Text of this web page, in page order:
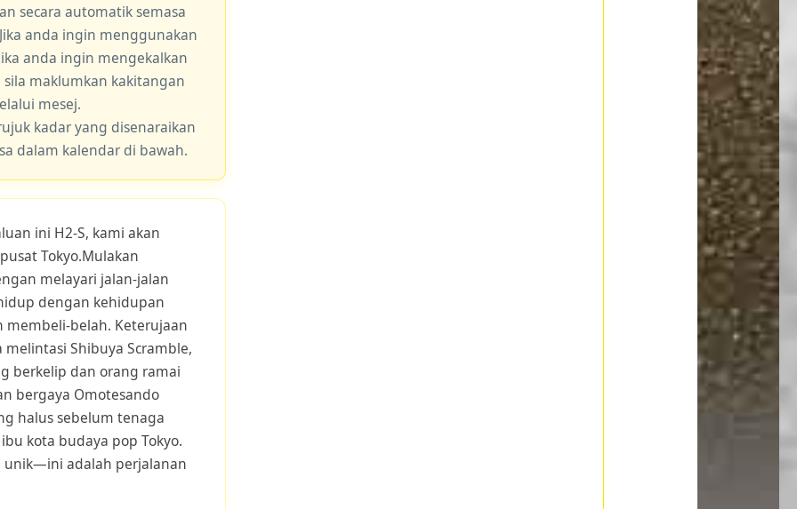
secara automatik semasa
anda ingin menggunakan
anda ingin mengekalkan
maklumkan kakitangan
mesej.
kadar yang disenaraikan
dalam kalendar di bawah.
ini H2-S, kami akan
Tokyo.Mulakan
melayari jalan-jalan
dengan kehidupan
belah. Keterujaan
Shibuya Scramble,
berkelip dan orang ramai
bergaya Omotesando
halus sebelum tenaga
kota budaya pop Tokyo.
unik—ini adalah perjalanan